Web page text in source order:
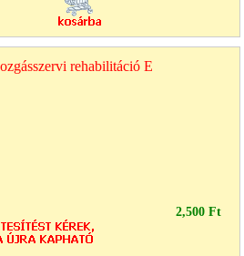
rehabilitáció E
2,500 Ft